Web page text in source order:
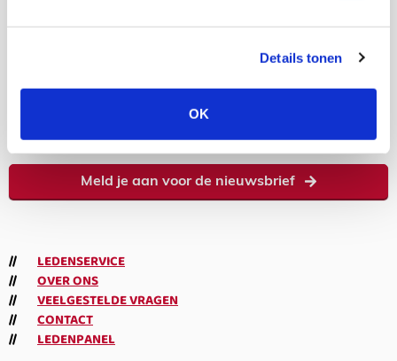
Details tonen
OK
Meld je aan voor de nieuwsbrief
LEDENSERVICE
OVER ONS
VEELGESTELDE VRAGEN
CONTACT
LEDENPANEL